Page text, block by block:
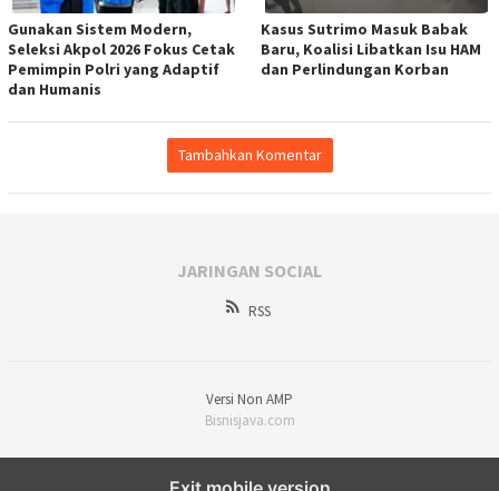
Gunakan Sistem Modern,
Seleksi Akpol 2026 Fokus Cetak
Pemimpin Polri yang Adaptif
dan Humanis
Kasus Sutrimo Masuk Babak
Baru, Koalisi Libatkan Isu HAM
dan Perlindungan Korban
Tambahkan Komentar
JARINGAN SOCIAL
RSS
Versi Non AMP
Bisnisjava.com